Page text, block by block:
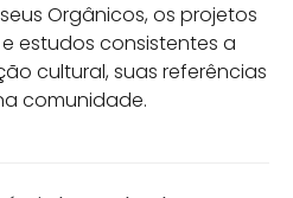
Orgânicos, os projetos
estudos consistentes a
cultural, suas referências
comunidade.